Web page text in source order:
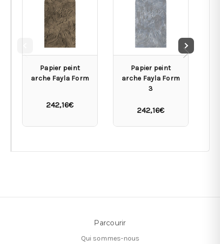
Papier peint
arche Fayla Form
242,16€
Papier peint
arche Fayla Form
3
242,16€
Parcourir
Qui sommes-nous